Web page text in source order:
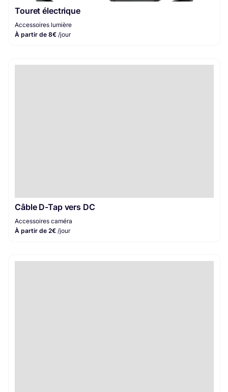
Touret électrique
Accessoires lumière
À partir de 8€ /jour
Câble D-Tap vers DC
Accessoires caméra
À partir de 2€ /jour